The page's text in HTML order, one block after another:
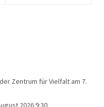
Zentrum für Vielfalt am 7.
2026 9:30